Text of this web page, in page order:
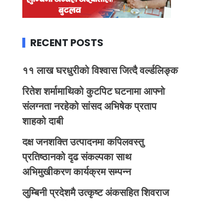
RECENT POSTS
११ लाख घरधुरीको विश्वास जित्दै वर्ल्डलिङ्क
रितेश शर्मामाथिको कुटपिट घटनामा आफ्नो
संलग्नता नरहेको सांसद अभिषेक प्रताप
शाहको दाबी
दक्ष जनशक्ति उत्पादनमा कपिलवस्तु
प्रतिष्ठानको दृढ संकल्पका साथ
अभिमुखीकरण कार्यक्रम सम्पन्न
लुम्बिनी प्रदेशमै उत्कृष्ट अंकसहित शिवराज